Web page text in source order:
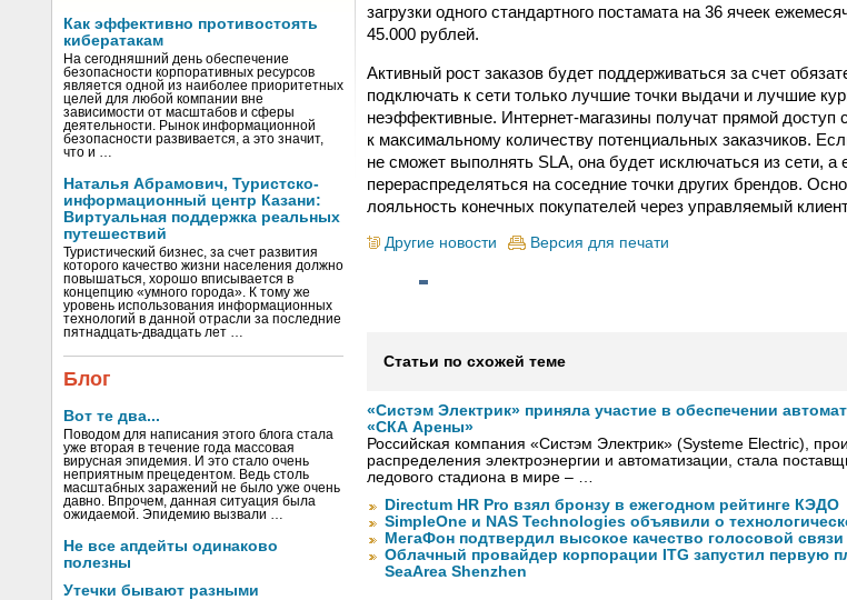
Как эффективно противостоять
кибератакам
На сегодняшний день обеспечение
безопасности корпоративных ресурсов
является одной из наиболее приоритетных
целей для любой компании вне
зависимости от масштабов и сферы
деятельности. Рынок информационной
безопасности развивается, а это значит,
что и …
Наталья Абрамович, Туристско-
информационный центр Казани:
Виртуальная поддержка реальных
путешествий
Туристический бизнес, за счет развития
которого качество жизни населения должно
повышаться, хорошо вписывается в
концепцию «умного города». К тому же
уровень использования информационных
технологий в данной отрасли за последние
пятнадцать-двадцать лет …
Блог
Вот те два...
Поводом для написания этого блога стала
уже вторая в течение года массовая
вирусная эпидемия. И это стало очень
неприятным прецедентом. Ведь столь
масштабных заражений не было уже очень
давно. Впрочем, данная ситуация была
ожидаемой. Эпидемию вызвали …
Не все апдейты одинаково
полезны
Утечки бывают разными
загрузки одного стандартного постамата на 36 ячеек
45.000 рублей.
Активный рост заказов будет поддерживаться за счет
подключать к сети только лучшие точки выдачи и лучшие
неэффективные. Интернет-магазины получат прямой доступ
к максимальному количеству потенциальных заказчиков.
не сможет выполнять SLA, она будет исключаться из сети, а
перераспределяться на соседние точки других брендов.
лояльность конечных покупателей через управляемый
Другие новости Версия для печати
Статьи по схожей теме
«Систэм Электрик» приняла участие в обеспечении
«СКА Арены»
Российская компания «Систэм Электрик» (Systeme Electric),
распределения электроэнергии и автоматизации, стала
ледового стадиона в мире – …
Directum HR Pro взял бронзу в ежегодном рейтинге КЭДО
SimpleOne и NAS Technologies объявили о
МегаФон подтвердил высокое качество голосовой связи
Облачный провайдер корпорации ITG запустил первую
SeaArea Shenzhen